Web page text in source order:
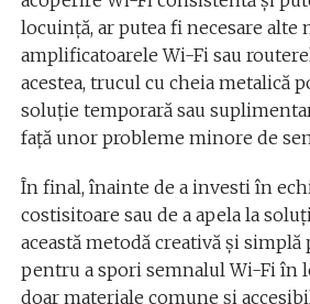
locuință, ar putea fi necesare alte
amplificatoarele Wi-Fi sau
acestea, trucul cu cheia metalică
soluție temporară sau
față unor probleme minore de
În final, înainte de a investi în
costisitoare sau de a apela la
această metodă creativă și
pentru a spori semnalul Wi-Fi în
doar materiale comune și